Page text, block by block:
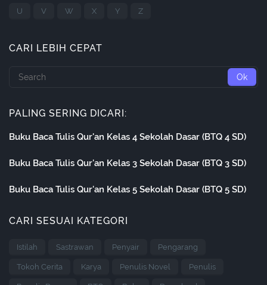
U V W X Y Z
CARI LEBIH CEPAT
PALING SERING DICARI:
Buku Baca Tulis Qur'an Kelas 4 Sekolah Dasar (BTQ 4 SD)
Buku Baca Tulis Qur'an Kelas 3 Sekolah Dasar (BTQ 3 SD)
Buku Baca Tulis Qur'an Kelas 5 Sekolah Dasar (BTQ 5 SD)
CARI SESUAI KATEGORI
Istilah Sastrawan Penyair Pengarang
Tokoh Cerita Karya Penulis Novel Penulis